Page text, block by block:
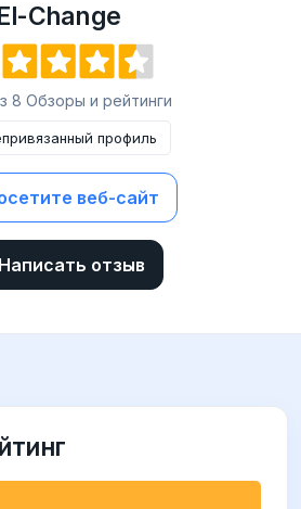
Change
8 Обзоры и рейтинги
профиль
веб-сайт
Написать отзыв